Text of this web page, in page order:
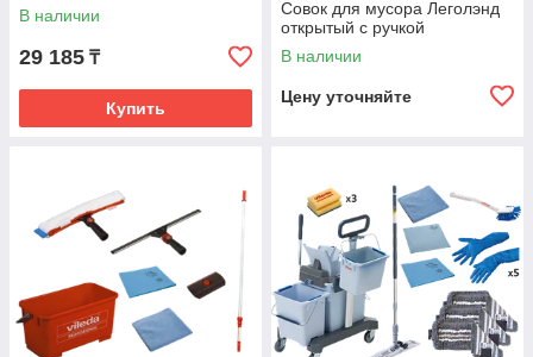
Защита и гигиена рук крайне важна для
работников клининговых компаний. Перчатки
защитят руки от агрессивной химии, постоянного
воздействия воды, предотвратят кожные
заболевания, травмы и заражения. В нашем
ассортименте есть перчатки из латекса и резины,
с хлопковым и восковым покрытием,
В наличии
29 185 ₸
Купить
Совок для мусора Леголэнд
открытый с ручкой
В наличии
Цену уточняйте